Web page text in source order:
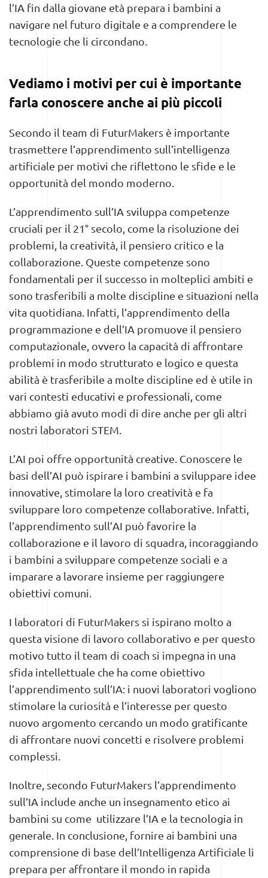
l’IA fin dalla giovane età prepara i bambini a
navigare nel futuro digitale e a comprendere le
tecnologie che li circondano.
Vediamo i motivi per cui è importante
farla conoscere anche ai più piccoli
Secondo il team di FuturMakers è importante
trasmettere l’apprendimento sull’intelligenza
artificiale per motivi che riflettono le sfide e le
opportunità del mondo moderno.
L’apprendimento sull’IA sviluppa competenze
cruciali per il 21° secolo, come la risoluzione dei
problemi, la creatività, il pensiero critico e la
collaborazione. Queste competenze sono
fondamentali per il successo in molteplici ambiti e
sono trasferibili a molte discipline e situazioni nella
vita quotidiana. Infatti, l’apprendimento della
programmazione e dell’IA promuove il pensiero
computazionale, ovvero la capacità di affrontare
problemi in modo strutturato e logico e questa
abilità è trasferibile a molte discipline ed è utile in
vari contesti educativi e professionali, come
abbiamo già avuto modi di dire anche per gli altri
nostri laboratori STEM.
L’AI poi offre opportunità creative. Conoscere le
basi dell’AI può ispirare i bambini a sviluppare idee
innovative, stimolare la loro creatività e fa
sviluppare loro competenze collaborative. Infatti,
l’apprendimento sull’AI può favorire la
collaborazione e il lavoro di squadra, incoraggiando
i bambini a sviluppare competenze sociali e a
imparare a lavorare insieme per raggiungere
obiettivi comuni.
I laboratori di FuturMakers si ispirano molto a
questa visione di lavoro collaborativo e per questo
motivo tutto il team di coach si impegna in una
sfida intellettuale che ha come obiettivo
l’apprendimento sull’IA: i nuovi laboratori vogliono
stimolare la curiosità e l’interesse per questo
nuovo argomento cercando un modo gratificante
di affrontare nuovi concetti e risolvere problemi
complessi.
Inoltre, secondo FuturMakers l’apprendimento
sull’IA include anche un insegnamento etico ai
bambini su come utilizzare l’IA e la tecnologia in
generale. In conclusione, fornire ai bambini una
comprensione di base dell’Intelligenza Artificiale li
prepara per affrontare il mondo in rapida